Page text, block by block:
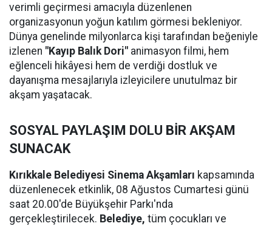
verimli geçirmesi amacıyla düzenlenen
organizasyonun yoğun katılım görmesi bekleniyor.
Dünya genelinde milyonlarca kişi tarafından beğeniyle
izlenen "Kayıp Balık Dori" animasyon filmi, hem
eğlenceli hikâyesi hem de verdiği dostluk ve
dayanışma mesajlarıyla izleyicilere unutulmaz bir
akşam yaşatacak.
SOSYAL PAYLAŞIM DOLU BİR AKŞAM
SUNACAK
Kırıkkale Belediyesi Sinema Akşamları kapsamında
düzenlenecek etkinlik, 08 Ağustos Cumartesi günü
saat 20.00'de Büyükşehir Parkı'nda
gerçekleştirilecek. Belediye, tüm çocukları ve